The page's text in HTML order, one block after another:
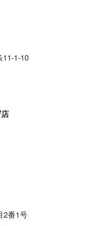
1-10
2番1号